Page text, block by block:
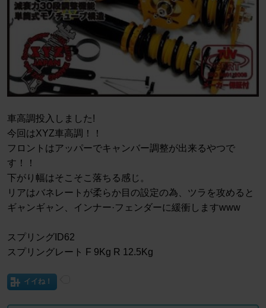
車高調投入しました!
今回はXYZ車高調！！
フロントはアッパーでキャンバー調整が出来るやつで
す！！
下がり幅はそこそこ落ちる感じ。
リアはバネレートが柔らか目の設定の為、ツラを攻めると
ギャンギャン、インナー·フェンダーに緩衝しますwww
スプリングID62
スプリングレート F 9Kg R 12.5Kg
イイね！